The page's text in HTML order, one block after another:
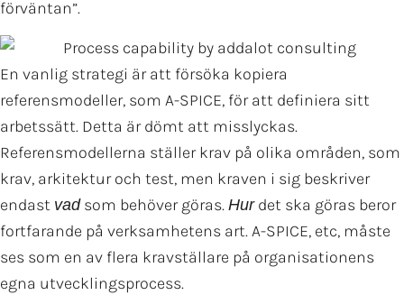
förväntan”.
En vanlig strategi är att försöka kopiera
referensmodeller, som A-SPICE, för att definiera sitt
arbetssätt. Detta är dömt att misslyckas.
Referensmodellerna ställer krav på olika områden, som
krav, arkitektur och test, men kraven i sig beskriver
endast vadsom behöver göras. Hurdet ska göras beror
fortfarande på verksamhetens art. A-SPICE, etc, måste
ses som en av flera kravställare på organisationens
egna utvecklingsprocess.